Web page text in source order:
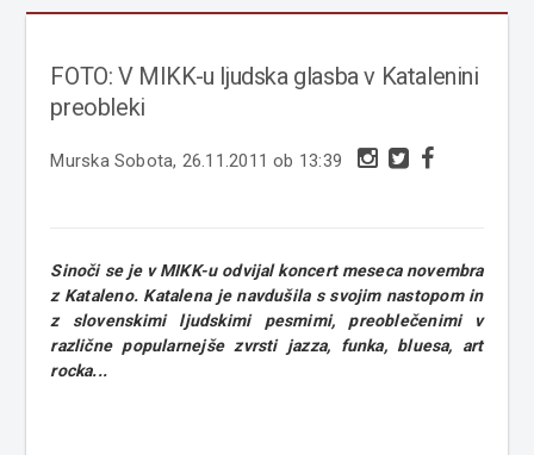
FOTO: V MIKK-u ljudska glasba v Katalenini
preobleki
Murska Sobota, 26.11.2011 ob 13:39
Sinoči se je v MIKK-u odvijal koncert meseca novembra
z Kataleno. Katalena je navdušila s svojim nastopom in
z slovenskimi ljudskimi pesmimi, preoblečenimi v
različne popularnejše zvrsti jazza, funka, bluesa, art
rocka...